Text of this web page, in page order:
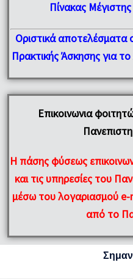
Πίνακας
Οριστικά αποτελέσματα
Πρακτικής Άσκησης για
Επικοινωνια
H πάσης φύσεως
καιτις υπηρεσίες του
μέσω του λογαριασμού e-
από το